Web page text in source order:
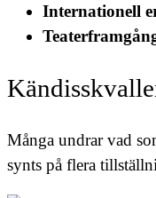
Internationell
Många undrar vad
synts på flera